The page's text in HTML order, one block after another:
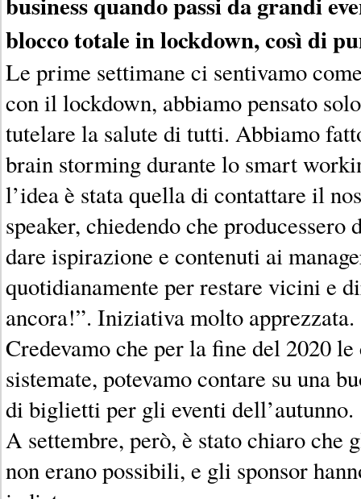
blocco totale in lockdown, così di
Le prime settimane ci sentivamo
con il lockdown, abbiamo pensato
tutelare la salute di tutti. Abbiamo
brain storming durante lo smart
l’idea è stata quella di contattare il
speaker, chiedendo che
dare ispirazione e contenuti ai
quotidianamente per restare vicini e
ancora!”. Iniziativa molto apprezzata.
Credevamo che per la fine del 2020 le
sistemate, potevamo contare su una
di biglietti per gli eventi dell’autunno.
A settembre, però, è stato chiaro che
non erano possibili, e gli sponsor